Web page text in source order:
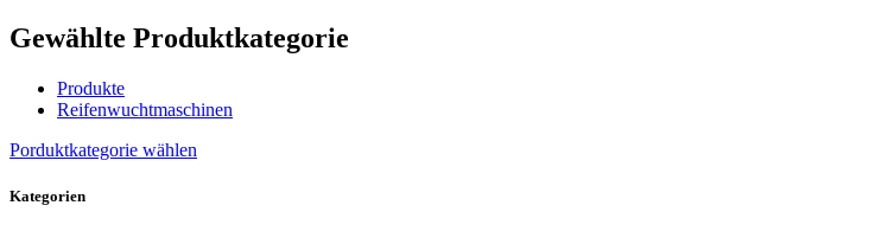
Gewählte Produktkategorie
Produkte
Reifenwuchtmaschinen
Porduktkategorie wählen
Kategorien